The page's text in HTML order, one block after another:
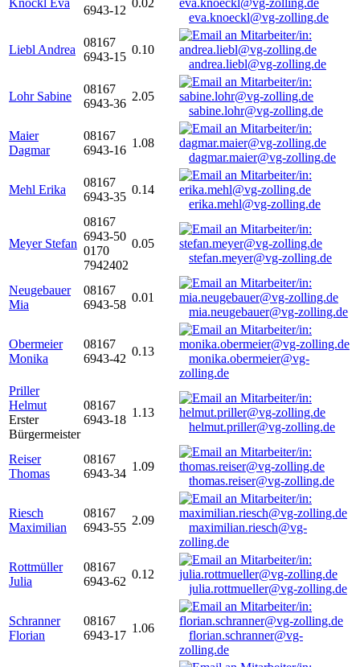
Knöckl Eva
6943-12
0.02
eva.knoeckl@vg-zolling.de
Liebl Andrea
08167
6943-15
0.10
andrea.liebl@vg-zolling.de
Lohr Sabine
08167
6943-36
2.05
sabine.lohr@vg-zolling.de
Maier
Dagmar
08167
6943-16
1.08
dagmar.maier@vg-zolling.de
Mehl Erika
08167
6943-35
0.14
erika.mehl@vg-zolling.de
Meyer Stefan
08167
6943-50
0170
7942402
0.05
stefan.meyer@vg-zolling.de
Neugebauer
Mia
08167
6943-58
0.01
mia.neugebauer@vg-zolling.de
Obermeier
Monika
08167
6943-42
0.13
monika.obermeier@vg-
zolling.de
Priller
Helmut
Erster
Bürgermeister
08167
6943-18
1.13
helmut.priller@vg-zolling.de
Reiser
Thomas
08167
6943-34
1.09
thomas.reiser@vg-zolling.de
Riesch
Maximilian
08167
6943-55
2.09
maximilian.riesch@vg-
zolling.de
Rottmüller
Julia
08167
6943-62
0.12
julia.rottmueller@vg-zolling.de
Schranner
Florian
08167
6943-17
1.06
florian.schranner@vg-
zolling.de